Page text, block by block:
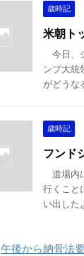
歳時記
米朝ト
今日、
ンプ大統
がどうな
歳時記
フンド
道場内
行くこ
い出した
午後から納骨法